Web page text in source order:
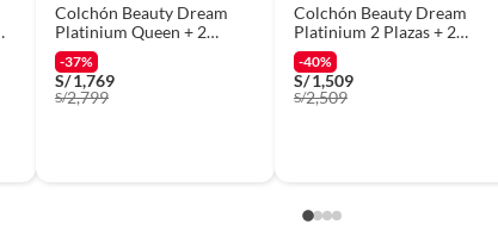
Colchón Beauty Dream
Platinium Queen + 2
Almohadas + Protector
-37%
S/1,769
S/2,799
Colchón Beauty Dream
Platinium 2 Plazas + 2
Almohadas + Protector
-40%
S/1,509
S/2,509